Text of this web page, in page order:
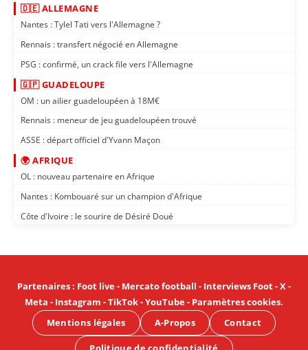
🇩🇪 ALLEMAGNE
Nantes : Tylel Tati vers l'Allemagne ?
Rennais : transfert négocié en Allemagne
PSG : confirmé, un crack file vers l'Allemagne
🇬🇵 GUADELOUPE
OM : un ailier guadeloupéen à 18M€
Rennais : meneur de jeu guadeloupéen trouvé
ASSE : départ officiel d'Yvann Maçon
🌍 AFRIQUE
OL : nouveau partenaire en Afrique
Nantes : Kombouaré sur un champion d'Afrique
Côte d'Ivoire : le sourire de Désiré Doué
Partenaires: Foot live- Mercato football - Interviews Foot-X-
Meta - Instagram -TikTok-YouTube- Paramètres cookies.
Mentions légales
A-Propos Contact